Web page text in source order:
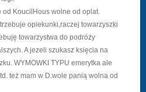
od KoucilHous wolne od oplat.
opiekunki,raczej towarzyszki
towarzystwa do podróży
A jezeli szukasz księcia na
WYMOWKI TYPU emerytka ale
też mam w D.wole panią wolna od